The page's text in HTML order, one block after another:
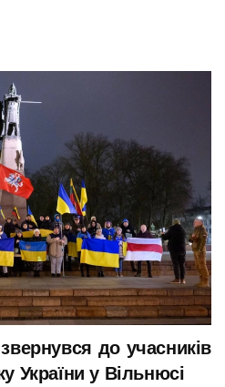
до учасників
України у Вільнюсі